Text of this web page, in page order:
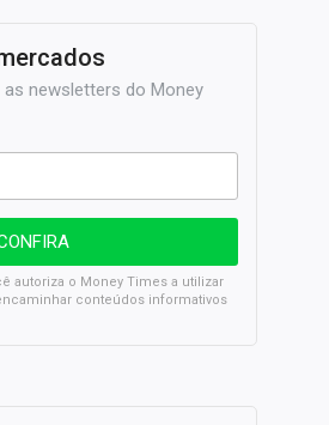
newsletters do Money
autoriza o Money Times a utilizar
conteúdos informativos
SELIC em 14%: A repercussão da decisão sobre os JUROS